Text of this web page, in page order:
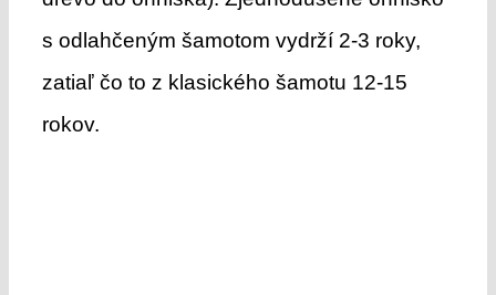
s odlahčeným šamotom vydrží 2-3 roky,
zatiaľ čo to z klasického šamotu 12-15
rokov.